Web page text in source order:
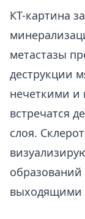
КТ-картина
метастазы
деструкции
нечеткими
встречатся
слоя.
выходящими